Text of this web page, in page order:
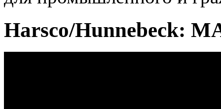
Harsco/Hunnebeck: